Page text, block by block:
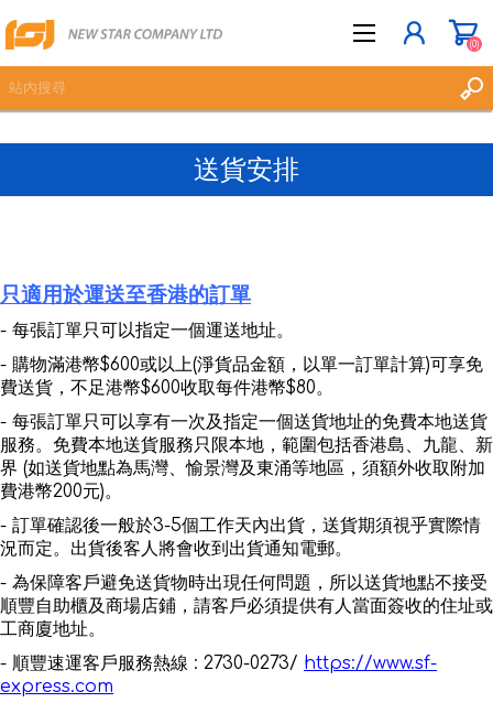
(0)
送貨安排
只適用於運送至香港的訂單
- 每張訂單只可以指定一個運送地址。
- 購物滿港幣$600或以上(淨貨品金額，以單一訂單計算)可享免
費送貨，不足港幣$600收取每件港幣$80。
- 每張訂單只可以享有一次及指定一個送貨地址的免費本地送貨
服務。免費本地送貨服務只限本地，範圍包括香港島、九龍、新
界 (如送貨地點為馬灣、愉景灣及東涌等地區，須額外收取附加
費港幣200元)。
- 訂單確認後一般於3-5個工作天內出貨，送貨期須視乎實際情
況而定。出貨後客人將會收到出貨通知電郵。
- 為保障客戶避免送貨物時出現任何問題，所以送貨地點不接受
順豐自助櫃及商場店鋪，請客戶必須提供有人當面簽收的住址或
工商廈地址。
- 順豐速運客戶服務熱線 : 2730-0273/ https://www.sf-
express.com